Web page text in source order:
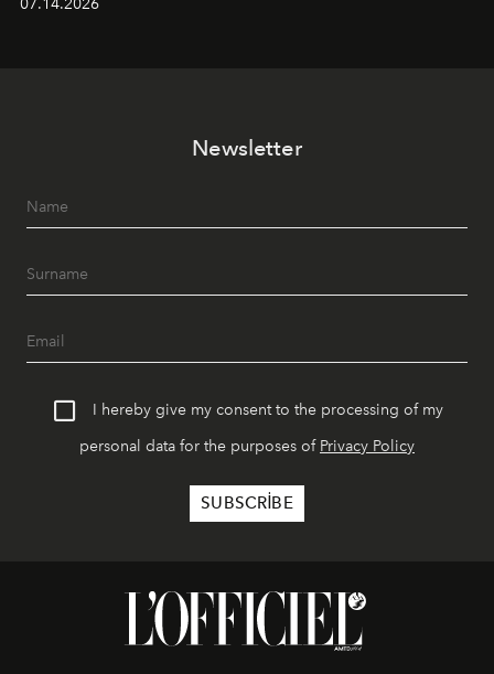
geceye taşıyarak her hafta farklı bir deneyim sunuyor.
Newsletter
I hereby give my consent to the processing of my
personal data for the purposes of Privacy Policy